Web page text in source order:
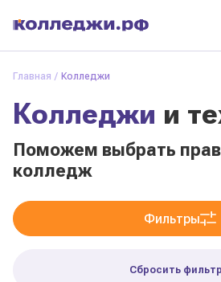
Главная Колледжи
Колледжи и
Поможем выбрать
колледж
Фильтры
Сбросить